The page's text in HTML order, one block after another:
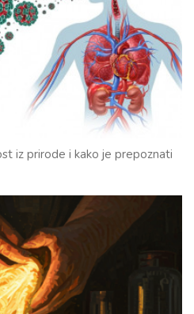
iz prirode i kako je prepoznati